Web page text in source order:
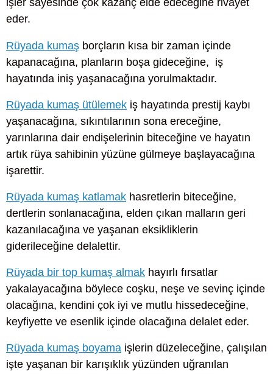
işler sayesinde çok kazanç elde edeceğine rivayet
eder.
Rüyada kumaş borçların kısa bir zaman içinde
kapanacağına, planların boşa gideceğine, iş
hayatında iniş yaşanacağına yorulmaktadır.
Rüyada kumaş ütülemek iş hayatında prestij kaybı
yaşanacağına, sıkıntılarının sona ereceğine,
yarınlarına dair endişelerinin biteceğine ve hayatın
artık rüya sahibinin yüzüne gülmeye başlayacağına
işarettir.
Rüyada kumaş katlamak hasretlerin biteceğine,
dertlerin sonlanacağına, elden çıkan malların geri
kazanılacağına ve yaşanan eksikliklerin
giderileceğine delalettir.
Rüyada bir top kumaş almak hayırlı fırsatlar
yakalayacağına böylece coşku, neşe ve sevinç içinde
olacağına, kendini çok iyi ve mutlu hissedeceğine,
keyfiyette ve esenlik içinde olacağına delalet eder.
Rüyada kumaş boyama işlerin düzeleceğine, çalışılan
işte yaşanan bir karışıklık yüzünden uğranılan